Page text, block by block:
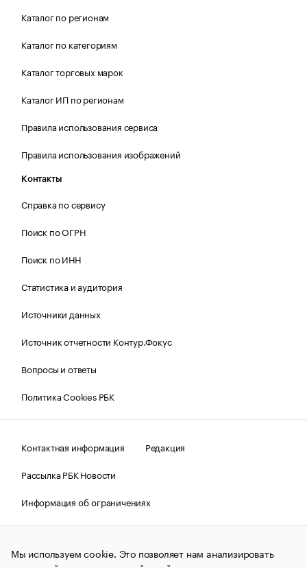
Каталог по регионам
Каталог по категориям
Каталог торговых марок
Каталог ИП по регионам
Правила использования сервиса
Правила использования изображений
Контакты
Справка по сервису
Поиск по ОГРН
Поиск по ИНН
Статистика и аудитория
Источники данных
Источник отчетности Контур.Фокус
Вопросы и ответы
Политика Cookies РБК
Контактная информация
Редакция
Рассылка РБК Новости
Информация об ограничениях
Правовая информация
О соблюдении авторских прав
© АО «РОСБИЗНЕСКОНСАЛТИНГ»,1995–2026.Сообщения
Мы используем cookie. Это позволяет нам анализировать